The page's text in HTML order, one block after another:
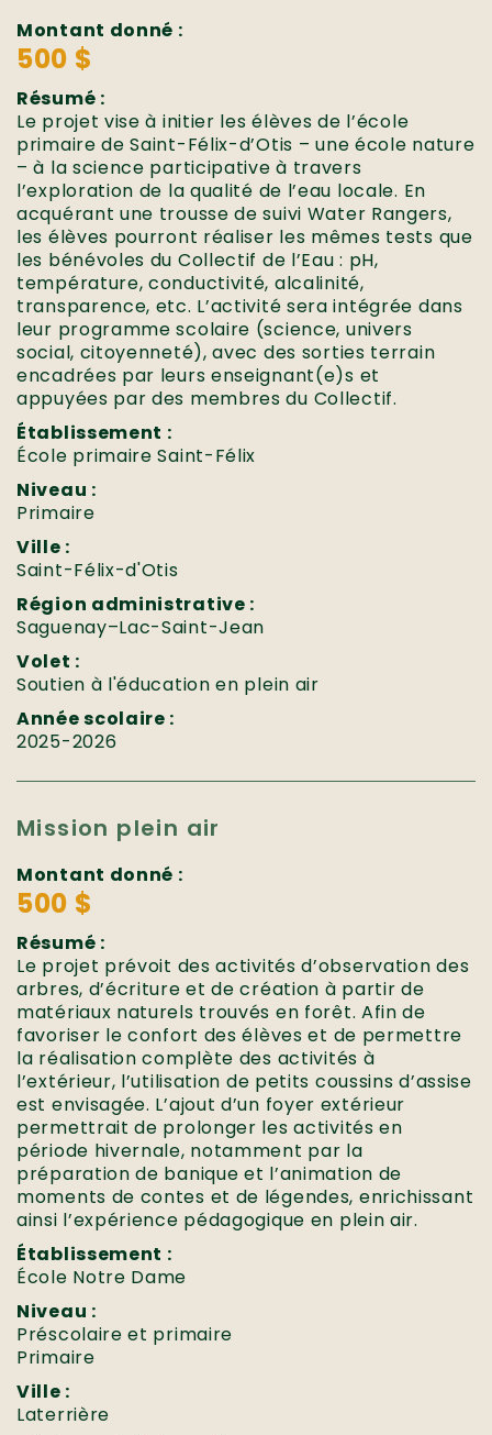
Montant donné :
500 $
Résumé :
Le projet vise à initier les élèves de l’école
primaire de Saint-Félix-d’Otis – une école nature
– à la science participative à travers
l’exploration de la qualité de l’eau locale. En
acquérant une trousse de suivi Water Rangers,
les élèves pourront réaliser les mêmes tests que
les bénévoles du Collectif de l’Eau : pH,
température, conductivité, alcalinité,
transparence, etc. L’activité sera intégrée dans
leur programme scolaire (science, univers
social, citoyenneté), avec des sorties terrain
encadrées par leurs enseignant(e)s et
appuyées par des membres du Collectif.
Établissement :
École primaire Saint-Félix
Niveau :
Primaire
Ville :
Saint-Félix-d'Otis
Région administrative :
Saguenay–Lac-Saint-Jean
Volet :
Soutien à l'éducation en plein air
Année scolaire :
2025-2026
Mission plein air
Montant donné :
500 $
Résumé :
Le projet prévoit des activités d’observation des
arbres, d’écriture et de création à partir de
matériaux naturels trouvés en forêt. Afin de
favoriser le confort des élèves et de permettre
la réalisation complète des activités à
l’extérieur, l’utilisation de petits coussins d’assise
est envisagée. L’ajout d’un foyer extérieur
permettrait de prolonger les activités en
période hivernale, notamment par la
préparation de banique et l’animation de
moments de contes et de légendes, enrichissant
ainsi l’expérience pédagogique en plein air.
Établissement :
École Notre Dame
Niveau :
Préscolaire et primaire
Primaire
Ville :
Laterrière